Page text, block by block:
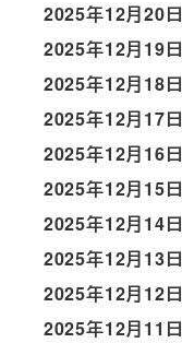
2025年12月20日
2025年12月19日
2025年12月18日
2025年12月17日
2025年12月16日
2025年12月15日
2025年12月14日
2025年12月13日
2025年12月12日
2025年12月11日